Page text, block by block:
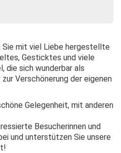
Sie mit viel Liebe hergestellte
Gesticktes und viele
die sich wunderbar als
Verschönerung der eigenen
Gelegenheit, mit anderen
Besucherinnen und
und unterstützen Sie unsere